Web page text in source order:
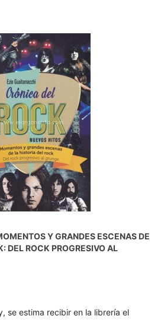
Y GRANDES ESCENAS DE
DEL ROCK PROGRESIVO AL
se estima recibir en la librería el